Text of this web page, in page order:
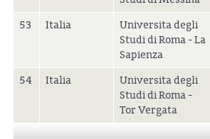
53 Italia
Universita degli
Studi di Roma - La
Sapienza
54 Italia
Universita degli
Studi di Roma -
Tor Vergata